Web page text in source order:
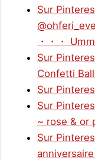
Sur
・・・
Sur
Confetti
Sur
Sur
~ rose & or
Sur